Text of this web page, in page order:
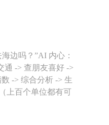
边吗？”AI 内心：
通 -> 查朋友喜好 ->
-> 综合分析 -> 生
上百个单位都有可